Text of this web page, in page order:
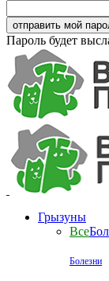
Пароль будет
Грызуны
Все
Болезни